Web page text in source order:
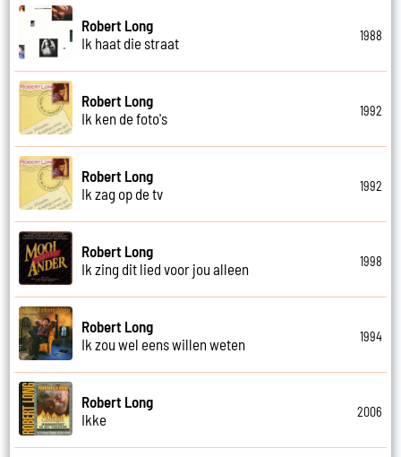
Robert Long
Ik haat die straat
1988
Robert Long
Ik ken de foto's
1992
Robert Long
Ik zag op de tv
1992
Robert Long
Ik zing dit lied voor jou alleen
1998
Robert Long
Ik zou wel eens willen weten
1994
Robert Long
Ikke
2006